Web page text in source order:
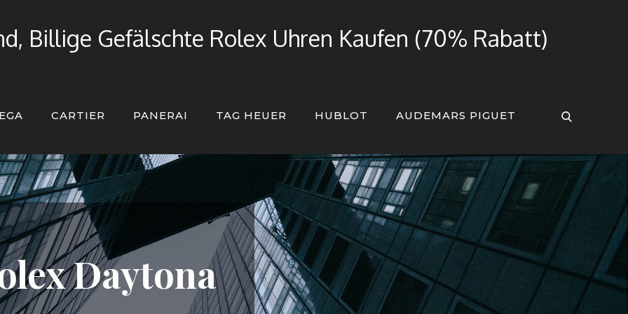
Billige Gefälschte Rolex Uhren Kaufen (70% Rabatt)
CARTIER PANERAI TAG HEUER HUBLOT AUDEMARS PIGUET
Daytona